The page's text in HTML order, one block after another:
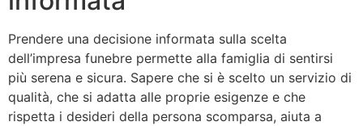
Prendere una decisione informata sulla scelta
dell’impresa funebre permette alla famiglia di sentirsi
più serena e sicura. Sapere che si è scelto un servizio di
qualità, che si adatta alle proprie esigenze e che
rispetta i desideri della persona scomparsa, aiuta a